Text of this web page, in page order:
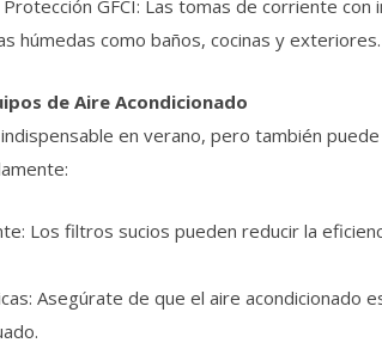
GFCI: Las tomas de corriente
húmedas como baños, cocinas y exteriores.
de Aire Acondicionado
en verano, pero también
Los filtros sucios pueden reducir la
Asegúrate de que el aire acondicionado